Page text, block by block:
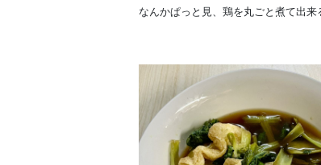
なんかぱっと見、鶏を丸ごと煮て出来